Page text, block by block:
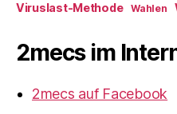
Viruslast-Methode Wahlen
2mecs im
2mecs auf Facebook